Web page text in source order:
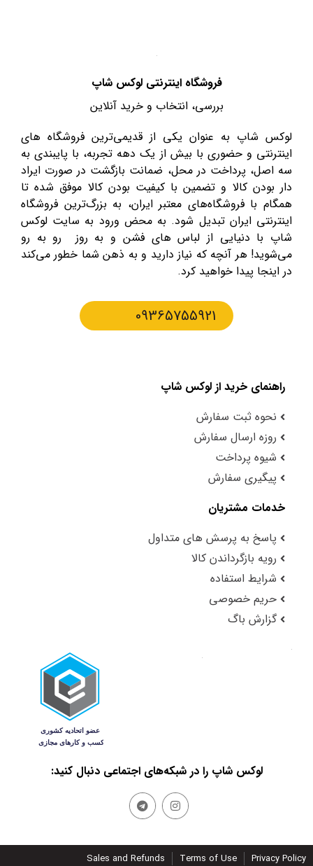
فروشگاه اینترنتی لوکس شاپ
بررسی، انتخاب و خرید آنلاین
لوکس شاپ به عنوان یکی از قدیمی‌ترین فروشگاه های
اینترنتی و حضوری با بیش از یک دهه تجربه، با پایبندی به
سه اصل، پرداخت در محل، ضمانت بازگشت در صورت ایراد
دار بودن کالا و تضمین با کیفیت بودن کالا موفق شده تا
همگام با فروشگاه‌های معتبر ایران، به بزرگ‌ترین فروشگاه
اینترنتی ایران تبدیل شود. به محض ورود به سایت لوکس
شاپ با دنیایی از لباس های فشن و به روز رو به رو
می‌شوید! هر آنچه که نیاز دارید و به ذهن شما خطور می‌کند
در اینجا پیدا خواهید کرد.
09365755921
راهنمای خرید از لوکس شاپ
نحوه ثبت سفارش
روزه ارسال سفارش
شیوه پرداخت
پیگیری سفارش
خدمات مشتریان
پاسخ به پرسش های متداول
رویه بازگرداندن کالا
شرایط استفاده
حریم خصوصی
گزارش باگ
لوکس شاپ را در شبکه‌های اجتماعی دنبال کنید:
Privacy Policy
Terms of Use
Sales and Refunds